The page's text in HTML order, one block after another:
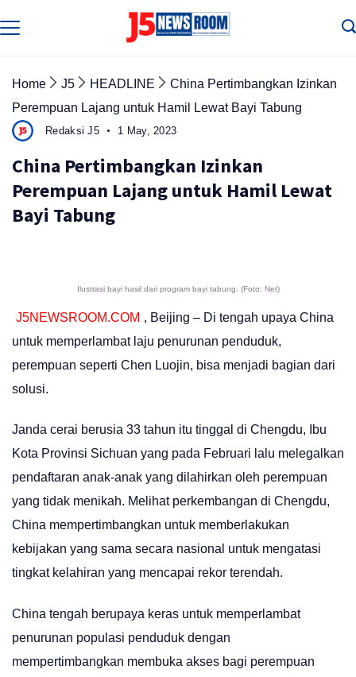
to
Home J5 HEADLINE
China Pertimbangkan Izinkan
Perempuan Lajang untuk Hamil Lewat Bayi Tabung
Redaksi J5 1 May, 2023
China Pertimbangkan Izinkan
Perempuan Lajang untuk Hamil Lewat
Bayi Tabung
Ilustrasi bayi hasil dari program bayi tabung. (Foto: Net)
J5NEWSROOM.COM , Beijing – Di tengah upaya China
untuk memperlambat laju penurunan penduduk,
perempuan seperti Chen Luojin, bisa menjadi bagian dari
solusi.
Janda cerai berusia 33 tahun itu tinggal di Chengdu, Ibu
Kota Provinsi Sichuan yang pada Februari lalu melegalkan
pendaftaran anak-anak yang dilahirkan oleh perempuan
yang tidak menikah. Melihat perkembangan di Chengdu,
China mempertimbangkan untuk memberlakukan
kebijakan yang sama secara nasional untuk mengatasi
tingkat kelahiran yang mencapai rekor terendah.
China tengah berupaya keras untuk memperlambat
penurunan populasi penduduk dengan
mempertimbangkan membuka akses bagi perempuan